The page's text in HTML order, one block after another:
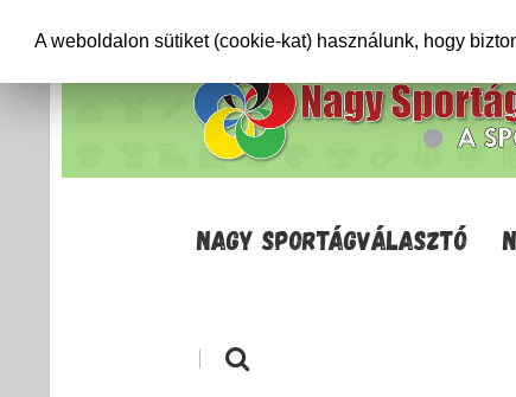
NAGY SPORTÁGVÁLASZTÓ
|
A weboldalon sütiket (cookie-kat) használunk, hogy